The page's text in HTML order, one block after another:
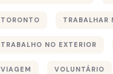
TORONTO TRABALHAR
TRABALHO NO EXTERIOR
VIAGEM VOLUNTÁRIO